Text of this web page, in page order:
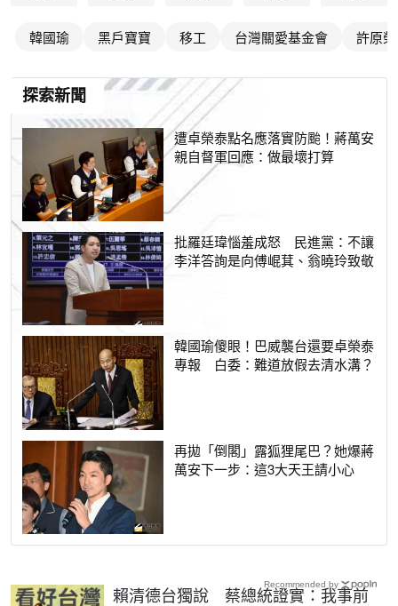
韓國瑜 黑戶寶寶 移工 台灣關愛基金會 許原榮
探索新聞
遭卓榮泰點名應落實防颱！蔣萬安
親自督軍回應：做最壞打算
批羅廷瑋惱羞成怒 民進黨：不讓
李洋答詢是向傅崐萁、翁曉玲致敬
韓國瑜傻眼！巴威襲台還要卓榮泰
專報 白委：難道放假去清水溝？
再拋「倒閣」露狐狸尾巴？她爆蔣
萬安下一步：這3大天王請小心
賴清德台獨說 蔡總統證實：我事前
Recommended by